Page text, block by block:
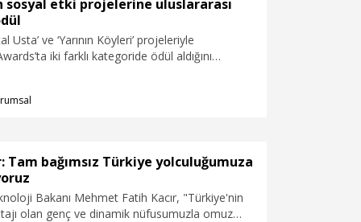
finansal avantajlara uzanan destekler
duyurdu.
sosyal etki projelerine uluslararası
Usta’ ve ‘Yarının Köyleri’ projeleriyle
iki farklı kategoride ödül aldığını
Tam bağımsız Türkiye yolculuğumuza
Bakanı Mehmet Fatih Kacır, "Türkiye'nin
olan genç ve dinamik nüfusumuzla omuz